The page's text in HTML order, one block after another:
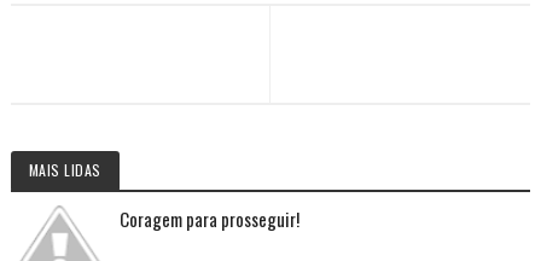
MAIS LIDAS
Coragem para prosseguir!